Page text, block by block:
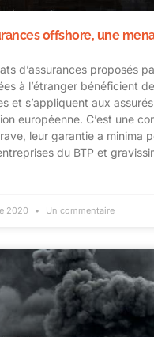
offshore, une
d’assurances proposés
à l’étranger bénéficient
et s’appliquent aux
européenne. C’est une
leur garantie a minima
du BTP et
2020 Un commentaire